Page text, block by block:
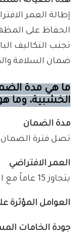
إطالة العمر
الحفاظ على
تجنب التكاليف
ضمان السلامة
ما هي مدة
الخشبية، وما
مدة الضمان
تصل فترة الضمان في
العمر الافتراضي
يتجاوز 15 عاماً مع الصيانة المناسبة والدورية
العوامل المؤثرة
جودة الخامات